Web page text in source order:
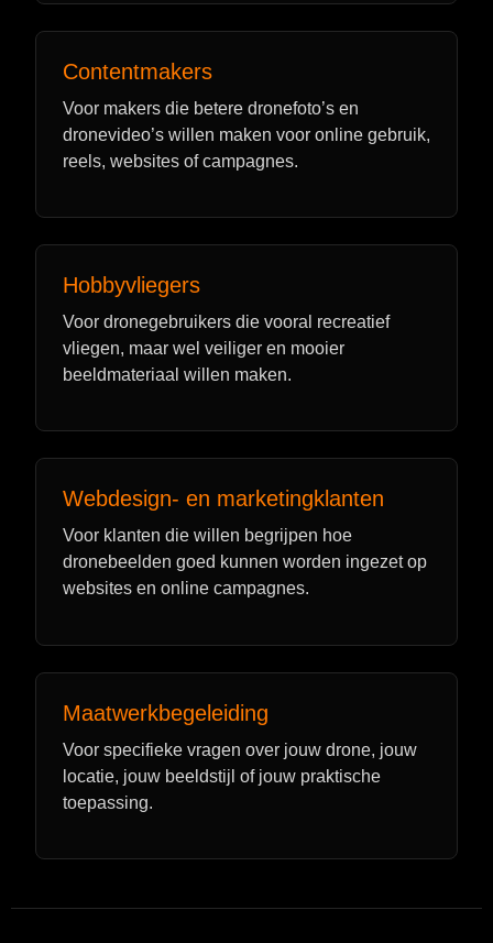
Contentmakers
Voor makers die betere dronefoto’s en
dronevideo’s willen maken voor online gebruik,
reels, websites of campagnes.
Hobbyvliegers
Voor dronegebruikers die vooral recreatief
vliegen, maar wel veiliger en mooier
beeldmateriaal willen maken.
Webdesign- en marketingklanten
Voor klanten die willen begrijpen hoe
dronebeelden goed kunnen worden ingezet op
websites en online campagnes.
Maatwerkbegeleiding
Voor specifieke vragen over jouw drone, jouw
locatie, jouw beeldstijl of jouw praktische
toepassing.